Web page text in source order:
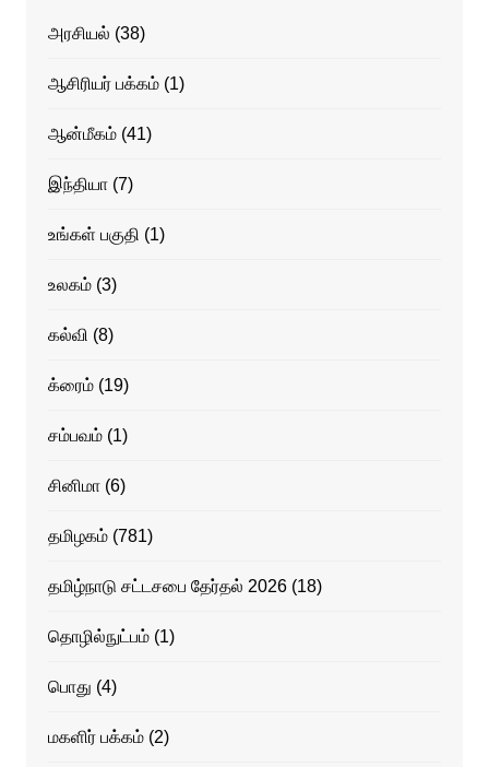
அரசியல் (38)
ஆசிரியர் பக்கம்(1)
ஆன்மீகம்(41)
இந்தியா(7)
உங்கள் பகுதி (1)
உலகம்(3)
கல்வி (8)
க்ரைம்(19)
சம்பவம்(1)
சினிமா(6)
தமிழகம்(781)
தமிழ்நாடு சட்டசபை தேர்தல் 2026(18)
தொழில்நுட்பம்(1)
பொது (4)
மகளிர் பக்கம்(2)